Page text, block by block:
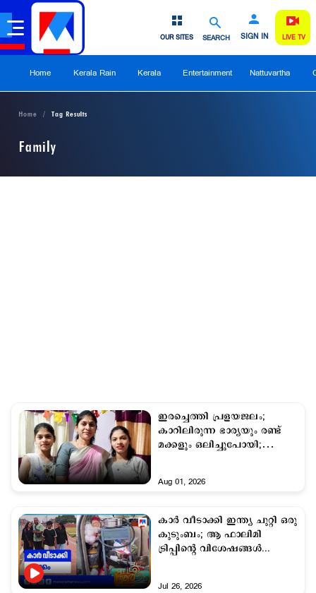
SEARCH SIGN IN
OUR SITES LIVE TV
Home Kerala Rain Kerala Entertainment Nattuvartha
Home Tag Results
Family
ഇരച്ചെത്തി പ്രളയജലം;
കാറിലിരുന്ന ഭാര്യയും രണ്ട്
മക്കളും ഒലിച്ചുപോയി;
Aug 01, 2026
കാർ വീടാക്കി ഇന്ത്യ ചുറ്റി ഒരു
കുടുംബം; ആ ഫാലിമി
ട്രിപ്പിന്‍റെ വിശേഷങ്ങൾ...
Jul 26, 2026